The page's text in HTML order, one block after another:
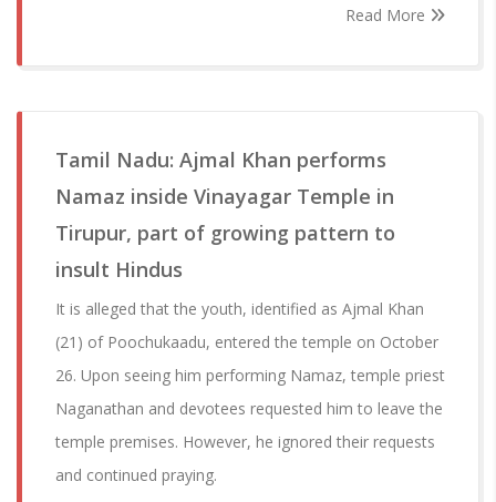
Read More
Tamil Nadu: Ajmal Khan performs
Namaz inside Vinayagar Temple in
Tirupur, part of growing pattern to
insult Hindus
It is alleged that the youth, identified as Ajmal Khan
(21) of Poochukaadu, entered the temple on October
26. Upon seeing him performing Namaz, temple priest
Naganathan and devotees requested him to leave the
temple premises. However, he ignored their requests
and continued praying.